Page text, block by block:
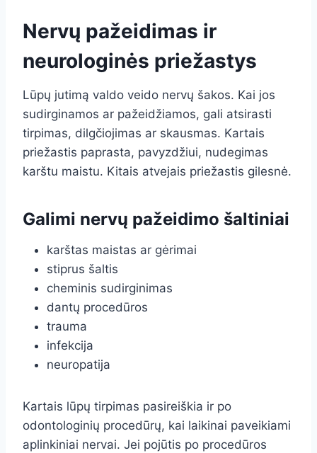
Nervų pažeidimas ir
neurologinės priežastys
Lūpų jutimą valdo veido nervų šakos. Kai jos
sudirginamos ar pažeidžiamos, gali atsirasti
tirpimas, dilgčiojimas ar skausmas. Kartais
priežastis paprasta, pavyzdžiui, nudegimas
karštu maistu. Kitais atvejais priežastis gilesnė.
Galimi nervų pažeidimo šaltiniai
karštas maistas ar gėrimai
stiprus šaltis
cheminis sudirginimas
dantų procedūros
trauma
infekcija
neuropatija
Kartais lūpų tirpimas pasireiškia ir po
odontologinių procedūrų, kai laikinai paveikiami
aplinkiniai nervai. Jei pojūtis po procedūros